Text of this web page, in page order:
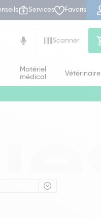
Services Favoris
Scanner
Matériel
médical
Vétérinaire